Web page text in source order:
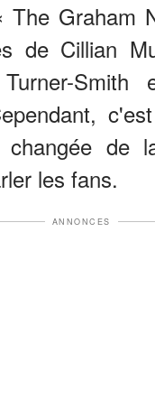
The Graham
de Cillian
Smith
changée de
les fans.
ANNONCES